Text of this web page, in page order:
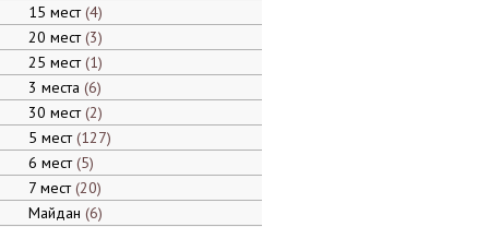
15 мест 4
20 мест 3
25 мест 1
3 места 6
30 мест 2
5 мест 127
6 мест 5
7 мест 20
Майдан 6